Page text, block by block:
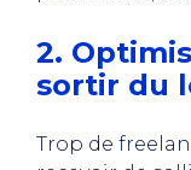
2.
sortir du
Trop de